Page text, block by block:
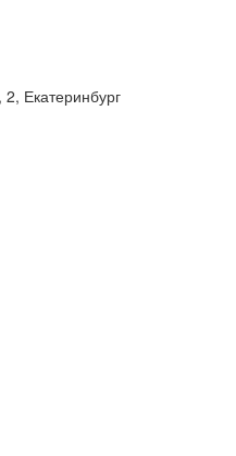
Екатеринбург